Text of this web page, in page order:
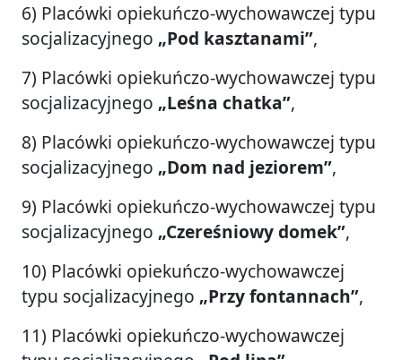
6) Placówki opiekuńczo-wychowawczej typu
socjalizacyjnego „Pod kasztanami”,
7) Placówki opiekuńczo-wychowawczej typu
socjalizacyjnego „Leśna chatka”,
8) Placówki opiekuńczo-wychowawczej typu
socjalizacyjnego „Dom nad jeziorem”,
9) Placówki opiekuńczo-wychowawczej typu
socjalizacyjnego „Czereśniowy domek”,
10) Placówki opiekuńczo-wychowawczej
typu socjalizacyjnego „Przy fontannach”,
11) Placówki opiekuńczo-wychowawczej